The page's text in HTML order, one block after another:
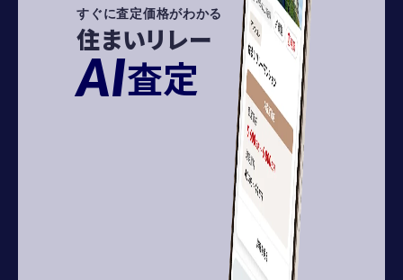
すぐに査定価格がわかる
住まいリレー
AI査定